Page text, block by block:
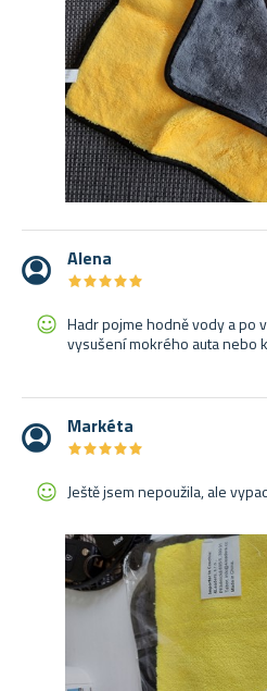
Alena
★★★★★
★★★★★
Hadr pojme hodně vody a po
vysušení mokrého auta nebo
Markéta
★★★★★
★★★★★
Ještě jsem nepoužila, ale